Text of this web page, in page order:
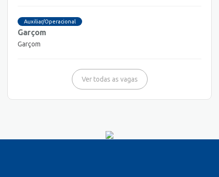
Auxiliar/Operacional
Garçom
Garçom
Ver todas as vagas